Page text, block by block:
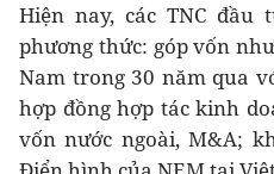
Hiện nay, các TNC
phương thức: góp vốn
Nam trong 30 năm qua
hợp đồng hợp tác kinh
vốn nước ngoài, M&A;